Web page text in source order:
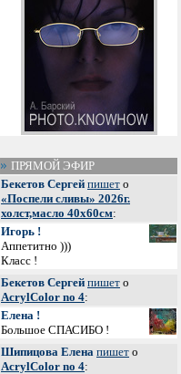
ПРЯМОЙ ЭФИР
Бекетов Сергей пишет о
«Поспели сливы» 2026г.
холст,масло 40х60см:
Игорь !
Аппетитно )))
Класс !
Бекетов Сергей пишет о
AcrylColor no 4:
Елена !
Большое СПАСИБО !
Шипицова Елена пишет о
AcrylColor no 4: